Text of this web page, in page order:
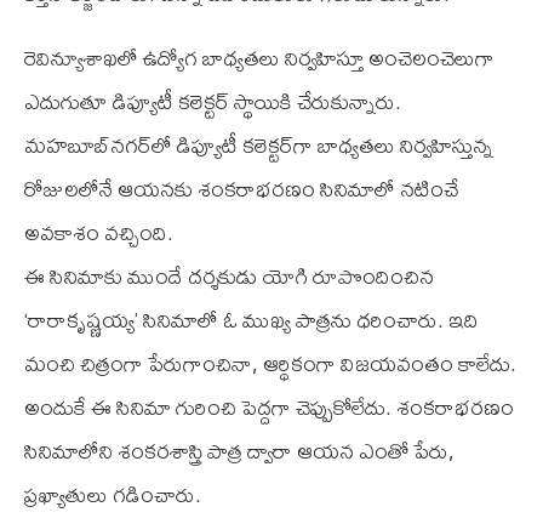
రెవిన్యూశాఖలో ఉద్యోగ బాధ్యతలు నిర్వహిస్తూ అంచెలంచెలుగా
ఎదుగుతూ డిప్యూటీ కలెక్టర్‌ స్థాయికి చేరుకున్నారు.
మహబూబ్‌నగర్‌లో డిప్యూటీ కలెక్టర్‌గా బాధ్యతలు నిర్వహిస్తున్న
రోజులలోనే ఆయనకు శంకరాభరణం సినిమాలో నటించే
అవకాశం వచ్చింది.
ఈ సినిమాకు ముందే దర్శకుడు యోగి రూపొందించిన
‘రారాకృష్ణయ్య’ సినిమాలో ఓ ముఖ్య పాత్రను ధరించారు. ఇది
మంచి చిత్రంగా పేరుగాంచినా, ఆర్థికంగా విజయవంతం కాలేదు.
అందుకే ఈ సినిమా గురించి పెద్దగా చెప్పుకోలేదు. శంకరాభరణం
సినిమాలోని శంకరశాస్త్రి పాత్ర ద్వారా ఆయన ఎంతో పేరు,
ప్రఖ్యాతులు గడించారు.